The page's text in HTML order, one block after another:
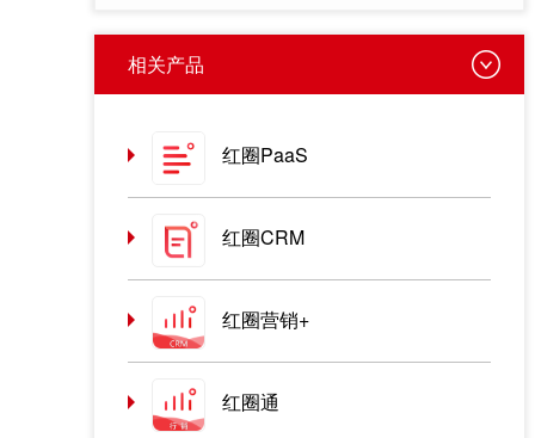
相关产品
红圈PaaS
红圈CRM
红圈营销+
红圈通